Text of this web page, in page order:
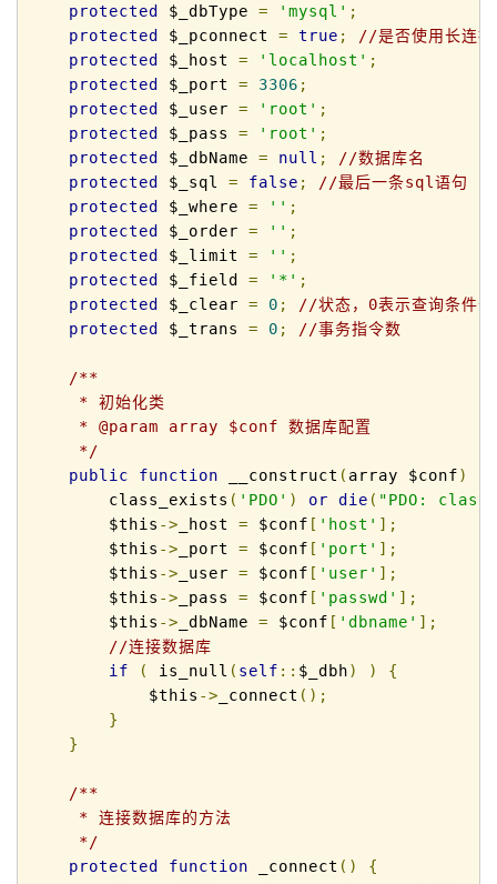
protected $_dbType = 'mysql' ;
protected $_pconnect = true ;
//是否使用长连接
protected $_host = 'localhost' ;
protected $_port = 3306 ;
protected $_user = 'root' ;
protected $_pass = 'root' ;
protected $_dbName = null ;
//数据库名
protected $_sql = false ;
//最后一条sql语句
protected $_where = '' ;
protected $_order = '' ;
protected $_limit = '' ;
protected $_field = '*' ;
protected $_clear = 0 ;
//状态，0表示查询条件
protected $_trans = 0 ; //事务指令数
/**
* 初始化类
* @param array $conf 数据库配置
*/
public
function __construct ( array $conf)
class_exists ( 'PDO' ) or die ( "PDO:
$this -> _host = $conf [ 'host' ];
$this -> _port = $conf [ 'port' ];
$this -> _user = $conf [ 'user' ];
$this -> _pass = $conf [ 'passwd' ];
$this -> _dbName = $conf [ 'dbname' ];
//连接数据库
if
( is_null ( self :: $_dbh) )
{
$this -> _connect ();
}
}
/**
* 连接数据库的方法
*/
protected
function _connect ()
{